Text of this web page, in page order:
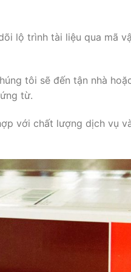
lộ trình tài liệu qua mã
tôi sẽ đến tận nhà
từ.
với chất lượng dịch vụ